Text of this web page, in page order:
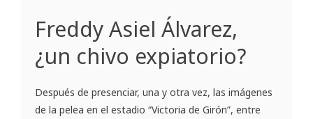
Freddy Asiel Álvarez,
¿un chivo expiatorio?
Después de presenciar, una y otra vez, las imágenes
de la pelea en el estadio “Victoria de Girón”, entre